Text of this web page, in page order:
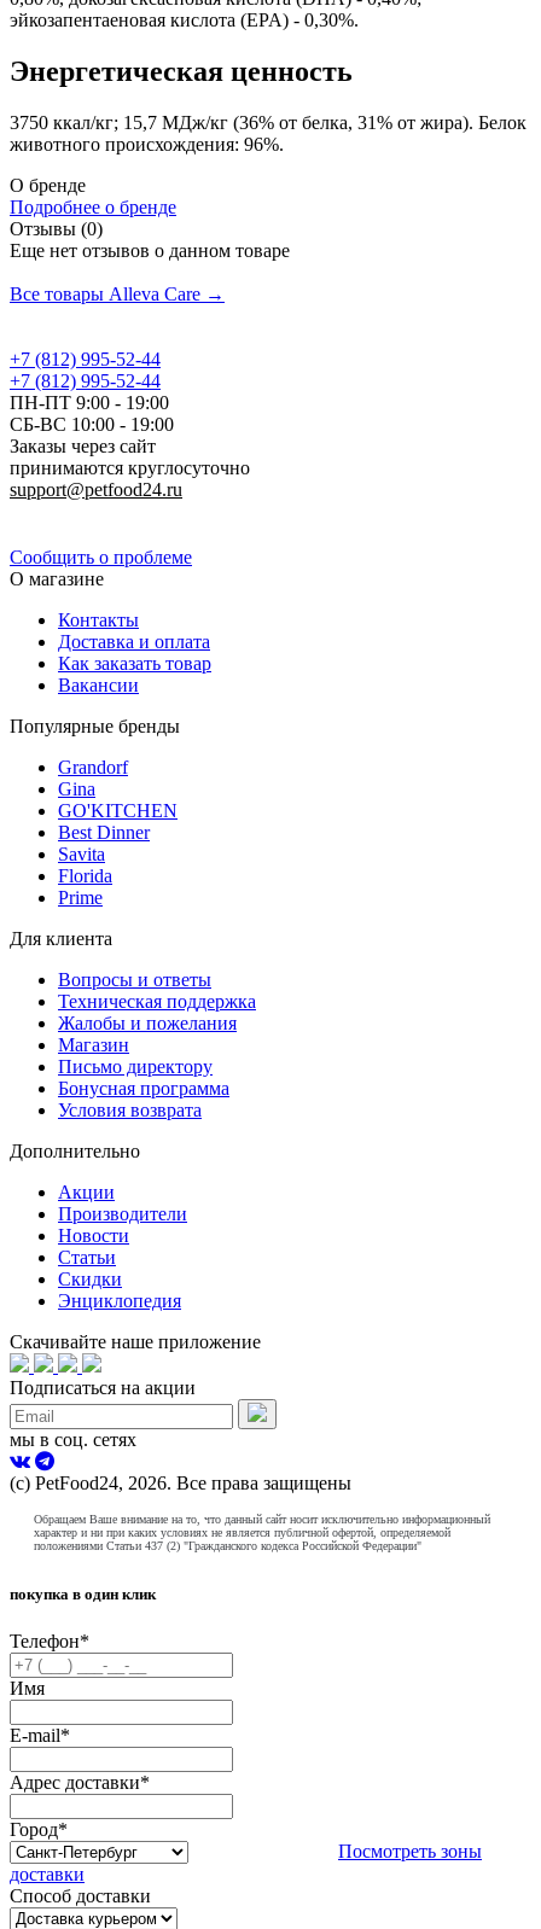
эйкозапентаеновая кислота (EPA) - 0,30%.
Энергетическая ценность
3750 ккал/кг; 15,7 МДж/кг (36% от белка, 31% от жира). Белок
животного происхождения: 96%.
О бренде
Подробнее о бренде
Отзывы (0)
Еще нет отзывов о данном товаре
Все товары Alleva Care →
+7 (812) 995-52-44
+7 (812) 995-52-44
ПН-ПТ 9:00 - 19:00
СБ-ВС 10:00 - 19:00
Заказы через сайт
принимаются круглосуточно
support@petfood24.ru
Сообщить о проблеме
О магазине
Контакты
Доставка и оплата
Как заказать товар
Вакансии
Популярные бренды
Grandorf
Gina
GO'KITCHEN
Best Dinner
Savita
Florida
Prime
Для клиента
Вопросы и ответы
Техническая поддержка
Жалобы и пожелания
Магазин
Письмо директору
Бонусная программа
Условия возврата
Дополнительно
Акции
Производители
Новости
Статьи
Скидки
Энциклопедия
Скачивайте наше приложение
Подписаться на акции
мы в соц. сетях
(с) PetFood24, 2026. Все права защищены
Обращаем Ваше внимание на то, что данный сайт носит исключительно информационный
характер и ни при каких условиях не является публичной офертой, определяемой
положениями Статьи 437 (2) "Гражданского кодекса Российской Федерации"
покупка в один клик
Телефон*
Имя
E-mail*
Адрес доставки*
Город*
Посмотреть зоны
доставки
Способ доставки